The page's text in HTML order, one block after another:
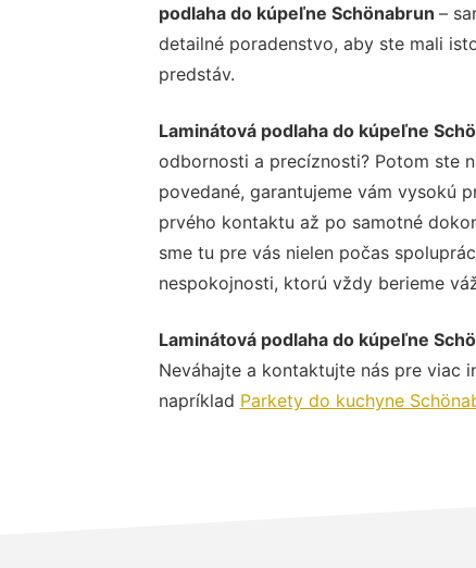
podlaha do kúpeľne Schönabrun –
detailné poradenstvo, aby ste mali
predstáv.
Laminátová podlaha do kúpeľne
odbornosti a precíznosti? Potom ste
povedané, garantujeme vám vysokú
prvého kontaktu až po samotné
sme tu pre vás nielen počas
nespokojnosti, ktorú vždy berieme
Laminátová podlaha do kúpeľne
Neváhajte a kontaktujte nás pre viac
napríklad Parkety do kuchyne